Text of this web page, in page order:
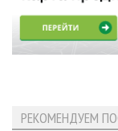
РЕКОМЕНДУЕМ